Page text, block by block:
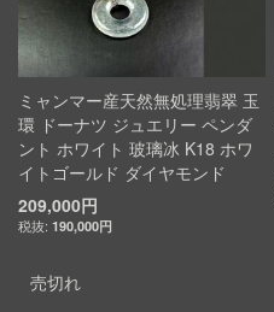
ミャンマー産天然無処理翡翠 玉
環 ドーナツ ジュエリー ペンダ
ント ホワイト 玻璃冰 K18 ホワ
イトゴールド ダイヤモンド
209,000円
190,000円
売切れ